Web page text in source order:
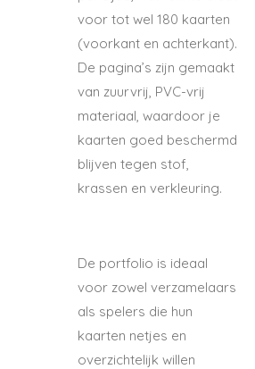
voor tot wel 180 kaarten
(voorkant en achterkant).
De pagina’s zijn gemaakt
van zuurvrij, PVC-vrij
materiaal, waardoor je
kaarten goed beschermd
blijven tegen stof,
krassen en verkleuring.
De portfolio is ideaal
voor zowel verzamelaars
als spelers die hun
kaarten netjes en
overzichtelijk willen